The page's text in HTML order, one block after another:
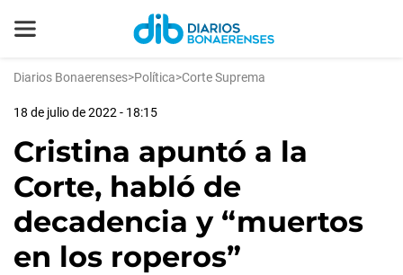
Diarios Bonaerenses>Política>Corte Suprema
18 de julio de 2022 - 18:15
Cristina apuntó a la
Corte, habló de
decadencia y “muertos
en los roperos”